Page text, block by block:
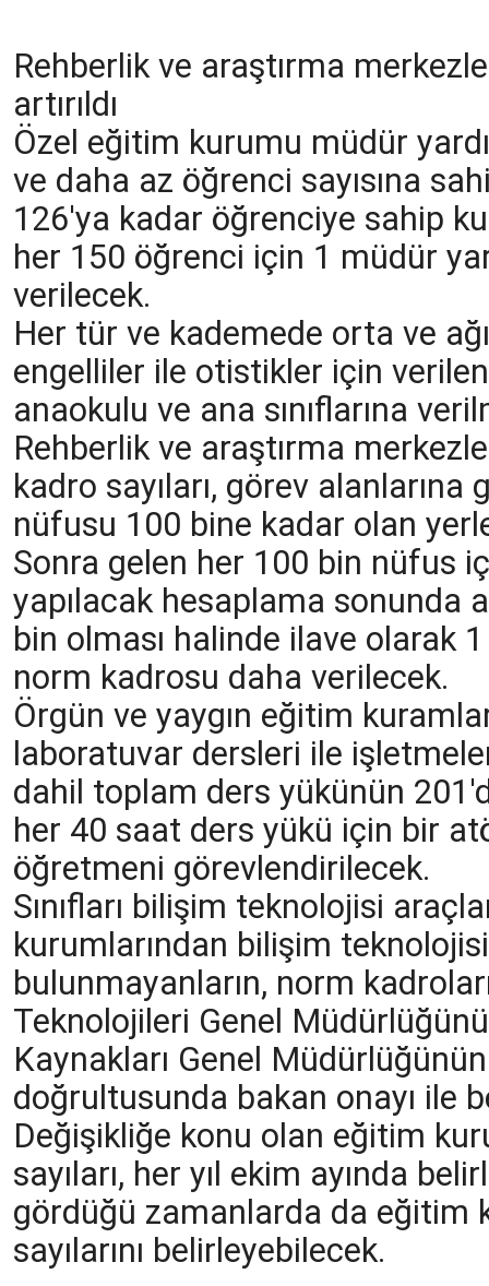
Rehberlik ve araştırma
artırıldı
Özel eğitim kurumu müdür
ve daha az öğrenci sayısına
126'ya kadar öğrenciye sahip
her 150 öğrenci için 1 müdür
verilecek.
Her tür ve kademede orta ve
engelliler ile otistikler için
anaokulu ve ana sınıflarına
Rehberlik ve araştırma
kadro sayıları, görev
nüfusu 100 bine kadar olan
Sonra gelen her 100 bin nüfus
yapılacak hesaplama sonunda
bin olması halinde ilave olarak
norm kadrosu daha verilecek.
Örgün ve yaygın eğitim
laboratuvar dersleri ile
dahil toplam ders yükünün
her 40 saat ders yükü için bir
öğretmeni görevlendirilecek.
Sınıfları bilişim teknolojisi
kurumlarından bilişim
bulunmayanların, norm
Teknolojileri Genel
Kaynakları Genel
doğrultusunda bakan onayı ile
Değişikliğe konu olan eğitim
sayıları, her yıl ekim ayında
gördüğü zamanlarda da eğitim
sayılarını belirleyebilecek.